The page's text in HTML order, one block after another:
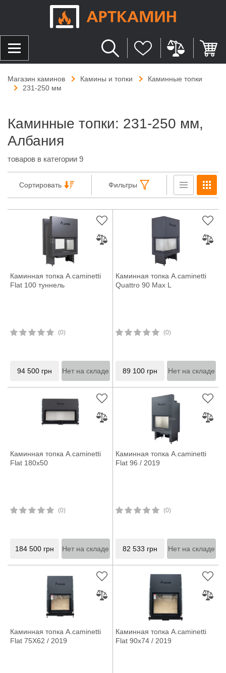
Магазин каминов Камины и топки
Каминные топки
231-250 мм
Каминные топки: 231-250 мм,
Албания
товаров в категории 9
Сортировать Фильтры
Каминная топка A.caminetti
Flat 100 туннель
(0)
94 500 грн Нет на складе
Каминная топка A.caminetti
Quattro 90 Max L
(0)
89 100 грн Нет на складе
Каминная топка A.caminetti
Flat 180x50
(0)
184 500 грн Нет на складе
Каминная топка A.caminetti
Flat 96 / 2019
(0)
82 533 грн Нет на складе
Каминная топка A.caminetti
Flat 75X62 / 2019
Каминная топка A.caminetti
Flat 90x74 / 2019